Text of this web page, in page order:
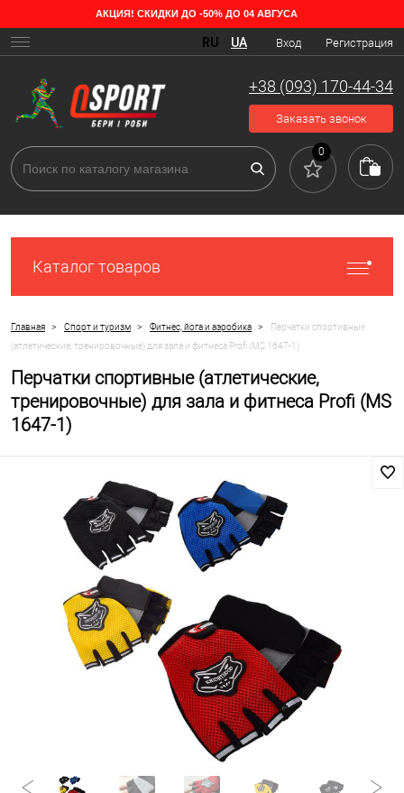
АКЦИЯ! СКИДКИ ДО -50% ДО 04 АВГУСА
Вход Регистрация
RU UA
+38 (093) 170-44-34
Заказать звонок
0
Каталог товаров
Главная > Спорт и туризм > Фитнес, йога и аэробика >
Перчатки спортивные
(атлетические, тренировочные) для зала и фитнеса Profi (MS 1647-1)
Перчатки спортивные (атлетические,
тренировочные) для зала и фитнеса Profi (MS
1647-1)